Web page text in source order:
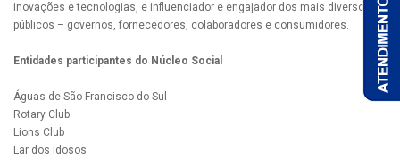
inovações e tecnologias, e influenciador e engajador dos mais diversos
públicos – governos, fornecedores, colaboradores e consumidores.
Entidades participantes do Núcleo Social
Águas de São Francisco do Sul
Rotary Club
Lions Club
Lar dos Idosos